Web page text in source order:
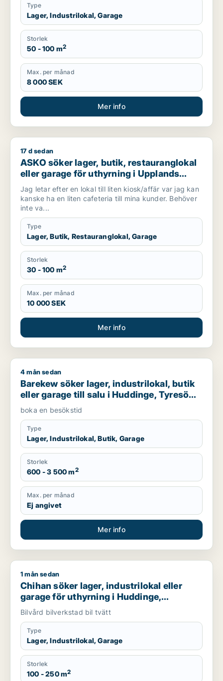
Type
Lager, Industrilokal, Garage
Storlek
50 - 100 m2
Max. per månad
8 000 SEK
Mer info
ASKO söker lager, butik, restauranglokal eller garage för
17 d sedan
ASKO söker lager, butik, restauranglokal
eller garage för uthyrning i Upplands
Väsby, Vallentuna eller Järfälla m.fl.
Jag letar efter en lokal till liten kiosk/affär var jag kan
kanske ha en liten cafeteria till mina kunder. Behöver
inte va...
Type
Lager, Butik, Restauranglokal, Garage
Storlek
30 - 100 m2
Max. per månad
10 000 SEK
Mer info
Barekew söker lager, industrilokal, butik eller garage till
4 mån sedan
Barekew söker lager, industrilokal, butik
eller garage till salu i Huddinge, Tyresö
eller Nacka m.fl.
boka en besökstid
Type
Lager, Industrilokal, Butik, Garage
Storlek
600 - 3 500 m2
Max. per månad
Ej angivet
Mer info
Chihan söker lager, industrilokal eller garage för uthyrning i
1 mån sedan
Chihan söker lager, industrilokal eller
garage för uthyrning i Huddinge,
Botkyrka eller Haninge m.fl.
Bilvård bilverkstad bil tvätt
Type
Lager, Industrilokal, Garage
Storlek
100 - 250 m2